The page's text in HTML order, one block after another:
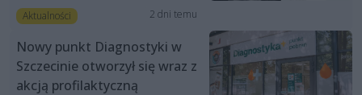
Aktualności 2 dni temu
Nowy punkt Diagnostyki w
Szczecinie otworzył się wraz z
akcją profilaktyczną